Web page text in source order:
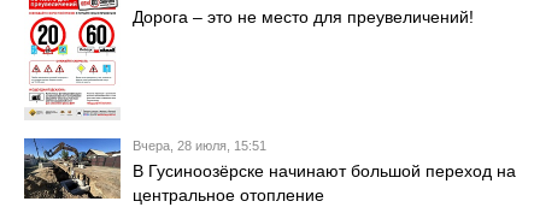
Дорога – это не место для преувеличений!
Вчера, 28 июля, 15:51
В Гусиноозёрске начинают большой переход на
центральное отопление